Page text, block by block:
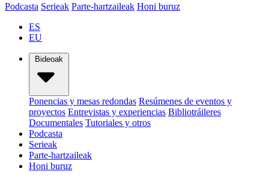
Podcasta Serieak Parte-hartzaileak Honi buruz
ES
EU
Bideoak
Ponencias y mesas redondas Resúmenes de eventos y
proyectos Entrevistas y experiencias Bibliotráileres
Documentales Tutoriales y otros
Podcasta
Serieak
Parte-hartzaileak
Honi buruz